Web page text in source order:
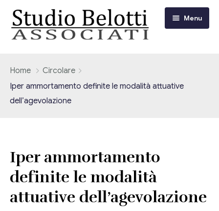
Menu
I nostri servizi
Adempimenti Dichiarativi e Fiscali
Contrattualistica Varia
Consulenza Societaria
Corsi FAD
Video/Tv
Home
Circolare
Iper ammortamento definite le modalità attuative
dell’agevolazione
Iper ammortamento
definite le modalità
attuative dell’agevolazione